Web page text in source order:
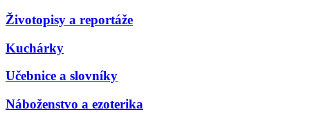
Životopisy a reportáže
Kuchárky
Učebnice a slovníky
Náboženstvo a ezoterika